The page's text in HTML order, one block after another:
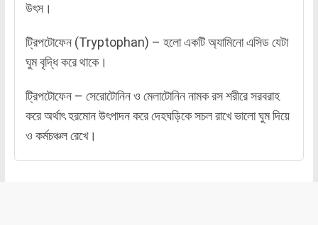
উৎস।
ট্রিপটোফেন (Tryptophan) – হলো একটি অ্যামিনো এসিড যেটা
ঘুম বৃদ্ধি করে থাকে।
ট্রিপটোফেন – সেরোটোনিন ও মেলাটোনিন নামক রস শরীরে সরবরাহ
করে অর্থাৎ হরমোন উৎপাদন করে দেহঘড়িকে সচল রাখে ভালো ঘুম দিয়ে
ও কর্মচঞ্চল রেখে।